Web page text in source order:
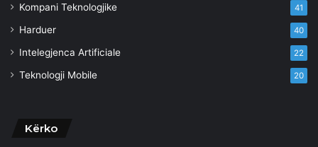
Kompani Teknologjike 41
Harduer 40
Intelegjenca Artificiale 22
Teknologji Mobile 20
Kërko